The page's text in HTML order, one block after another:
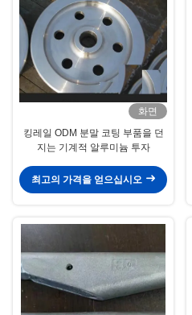
화면
킹레일 ODM 분말 코팅 부품을 던
지는 기계적 알루미늄 투자
최고의 가격을 얻으십시오